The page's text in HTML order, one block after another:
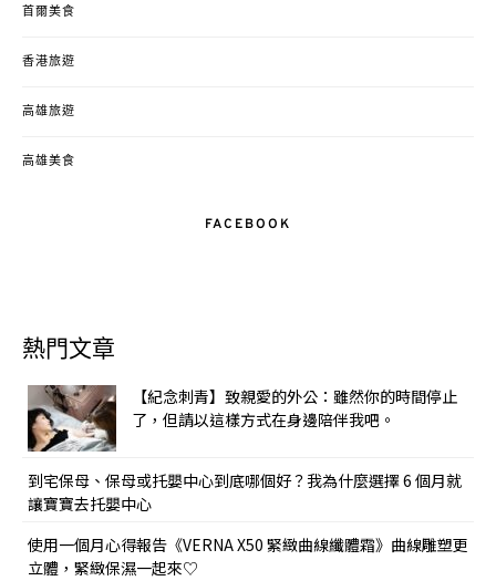
首爾美食
香港旅遊
高雄旅遊
高雄美食
FACEBOOK
熱門文章
【紀念刺青】致親愛的外公：雖然你的時間停止
了，但請以這樣方式在身邊陪伴我吧。
到宅保母、保母或托嬰中心到底哪個好？我為什麼選擇 6 個月就
讓寶寶去托嬰中心
使用一個月心得報告《VERNA X50 緊緻曲線纖體霜》曲線雕塑更
立體，緊緻保濕一起來♡